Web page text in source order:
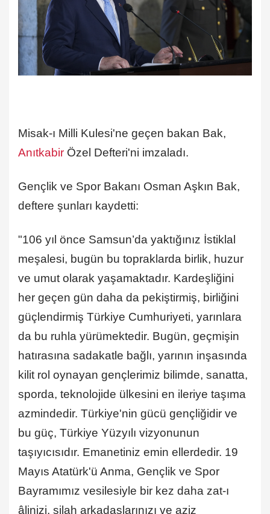
Misak-ı Milli Kulesi'ne geçen bakan Bak,
Anıtkabir Özel Defteri'ni imzaladı.
Gençlik ve Spor Bakanı Osman Aşkın Bak,
deftere şunları kaydetti:
"106 yıl önce Samsun’da yaktığınız İstiklal
meşalesi, bugün bu topraklarda birlik, huzur
ve umut olarak yaşamaktadır. Kardeşliğini
her geçen gün daha da pekiştirmiş, birliğini
güçlendirmiş Türkiye Cumhuriyeti, yarınlara
da bu ruhla yürümektedir. Bugün, geçmişin
hatırasına sadakatle bağlı, yarının inşasında
kilit rol oynayan gençlerimiz bilimde, sanatta,
sporda, teknolojide ülkesini en ileriye taşıma
azmindedir. Türkiye'nin gücü gençliğidir ve
bu güç, Türkiye Yüzyılı vizyonunun
taşıyıcısıdır. Emanetiniz emin ellerdedir. 19
Mayıs Atatürk'ü Anma, Gençlik ve Spor
Bayramımız vesilesiyle bir kez daha zat-ı
âlinizi, silah arkadaşlarınızı ve aziz